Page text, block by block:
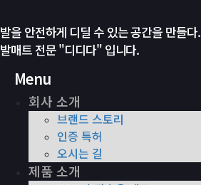
발을 안전하게 디딜 수 있는 공간을 만들다.
발매트 전문 "디디다" 입니다.
Menu
회사 소개
브랜드 스토리
인증 특허
오시는 길
제품 소개